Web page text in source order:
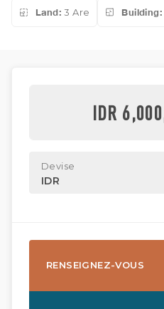
Land: 3 Are Building:
IDR
Devise
IDR
RENSEIGNEZ-VOUS